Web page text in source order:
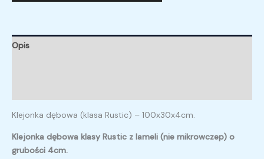
Opis
Klejonka dębowa (klasa Rustic) – 100x30x4cm.
Klejonka dębowa klasy Rustic z lameli (nie mikrowczep) o
grubości 4cm.